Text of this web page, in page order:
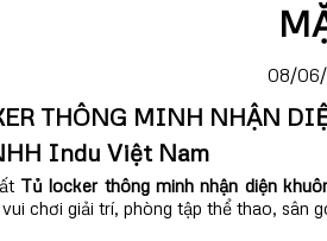
08/
THÔNG MINH NHẬN
Indu Việt Nam
Tủ locker thông minh nhận diện
chơi giải trí, phòng tập thể thao, sân